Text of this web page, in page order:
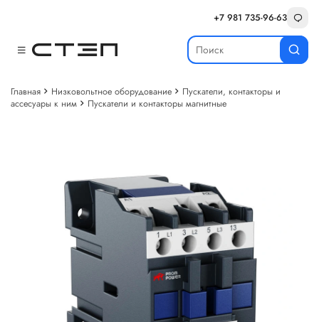
+7 981 735-96-63
Главная Низковольтное оборудование
Пускатели, контакторы и
ассесуары к ним
Пускатели и контакторы магнитные